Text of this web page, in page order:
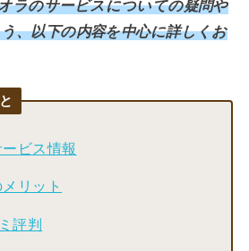
ラのサービスについての疑問や
、以下の内容を中心に詳しくお
ビス情報
リット
評判